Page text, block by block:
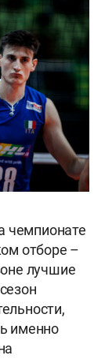
чемпионате
отборе –
лучшие
именно